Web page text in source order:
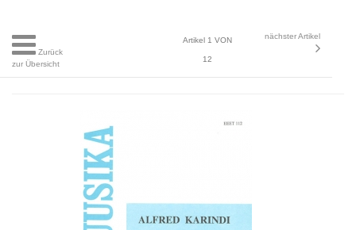
Zurück
zur Übersicht
Artikel 1 VON
12
nächster Artikel